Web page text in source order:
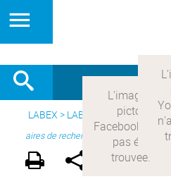
LABEX > LABEX COMOD>
aires de recherche